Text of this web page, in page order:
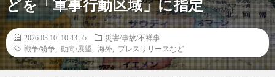
どを「軍事行動区域」に指定
2026.03.10 10:43:55
災害/事故/不祥事
戦争/紛争
動向/展望 海外 プレスリリースなど